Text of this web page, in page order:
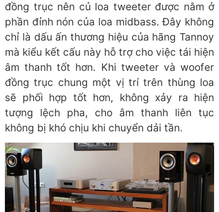
đồng trục nên củ loa tweeter được nằm ở
phần đỉnh nón của loa midbass. Đây không
chỉ là dấu ấn thương hiệu của hãng Tannoy
mà kiểu kết cấu này hỗ trợ cho việc tái hiện
âm thanh tốt hơn. Khi tweeter và woofer
đồng trục chung một vị trí trên thùng loa
sẽ phối hợp tốt hơn, không xảy ra hiện
tượng lệch pha, cho âm thanh liên tục
không bị khó chịu khi chuyển dải tần.